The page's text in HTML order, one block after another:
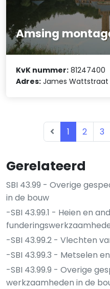
Gerelateerd
SBI 43.99 - Overige
in de bouw
-SBI 43.99.1 - Heien en
-SBI 43.99.2 - Vlechten
-SBI 43.99.3 - Metselen
-SBI 43.99.9 - Overige
werkzaamheden in de
Amsing
KvK nummer: 81247400
Adres: James Wattstraat
1 2 3